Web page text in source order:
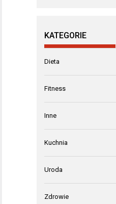
KATEGORIE
Dieta
Fitness
Inne
Kuchnia
Uroda
Zdrowie